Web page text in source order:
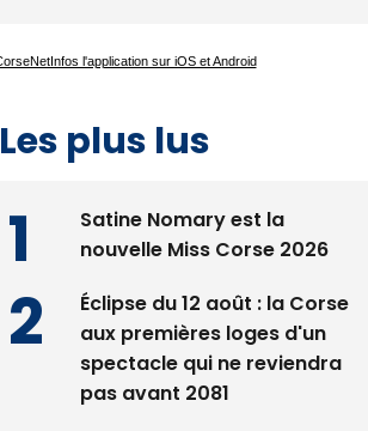
Les plus lus
Satine Nomary est la
nouvelle Miss Corse 2026
Éclipse du 12 août : la Corse
aux premières loges d'un
spectacle qui ne reviendra
pas avant 2081